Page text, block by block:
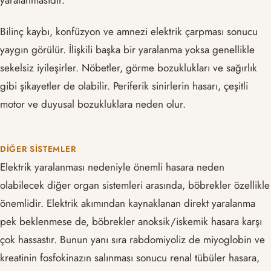
Bilinç kaybı, konfüzyon ve amnezi elektrik çarpması sonucu
yaygın görülür. İlişkili başka bir yaralanma yoksa genellikle
sekelsiz iyileşirler. Nöbetler, görme bozuklukları ve sağırlık
gibi şikayetler de olabilir. Periferik sinirlerin hasarı, çeşitli
motor ve duyusal bozukluklara neden olur.
DIĞER SISTEMLER
Elektrik yaralanması nedeniyle önemli hasara neden
olabilecek diğer organ sistemleri arasında, böbrekler özellikle
önemlidir. Elektrik akımından kaynaklanan direkt yaralanma
pek beklenmese de, böbrekler anoksik/iskemik hasara karşı
çok hassastır. Bunun yanı sıra rabdomiyoliz de miyoglobin ve
kreatinin fosfokinazın salınması sonucu renal tübüler hasara,